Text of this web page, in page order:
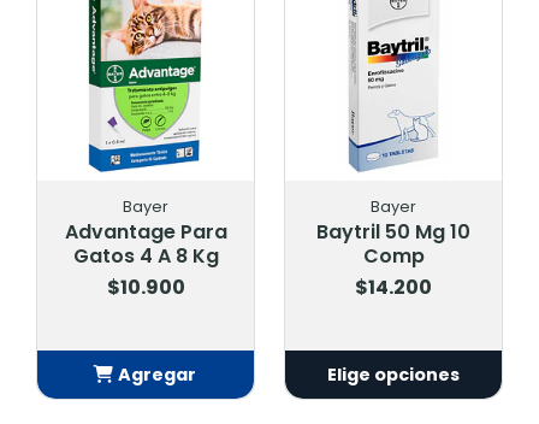
Bayer
Advantage Para
Gatos 4 A 8 Kg
$10.900
Agregar
Bayer
Baytril 50 Mg 10
Comp
$14.200
Elige opciones